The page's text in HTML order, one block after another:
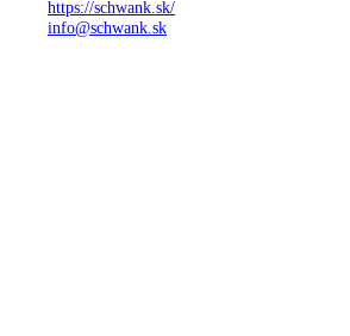
https://schwank.sk/
info@schwank.sk